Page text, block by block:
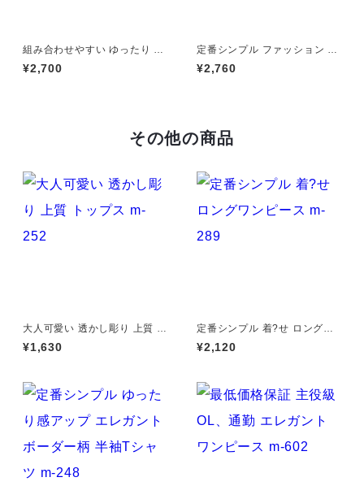
組み合わせやすい ゆったり キ
ュロットスカート パンツ m-7
63
¥2,700
定番シンプル ファッション 半
袖 バックリボン 6色展開ワン
ピース m-734
¥2,760
その他の商品
大人可愛い 透かし彫り 上質 ト
ップス m-252
¥1,630
定番シンプル 着?せ ロングワ
ンピース m-289
¥2,120